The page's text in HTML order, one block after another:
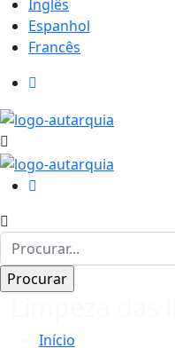
Inglês
Espanhol
Francês
Início